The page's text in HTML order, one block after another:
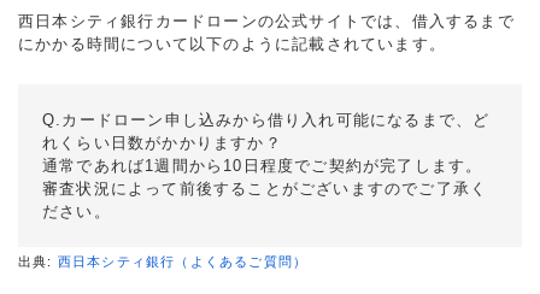
西日本シティ銀行カードローンの公式サイトでは、借入するまで
にかかる時間について以下のように記載されています。
Q.カードローン申し込みから借り入れ可能になるまで、ど
れくらい日数がかかりますか？
通常であれば1週間から10日程度でご契約が完了します。
審査状況によって前後することがございますのでご了承く
ださい。
出典: 西日本シティ銀行（よくあるご質問）